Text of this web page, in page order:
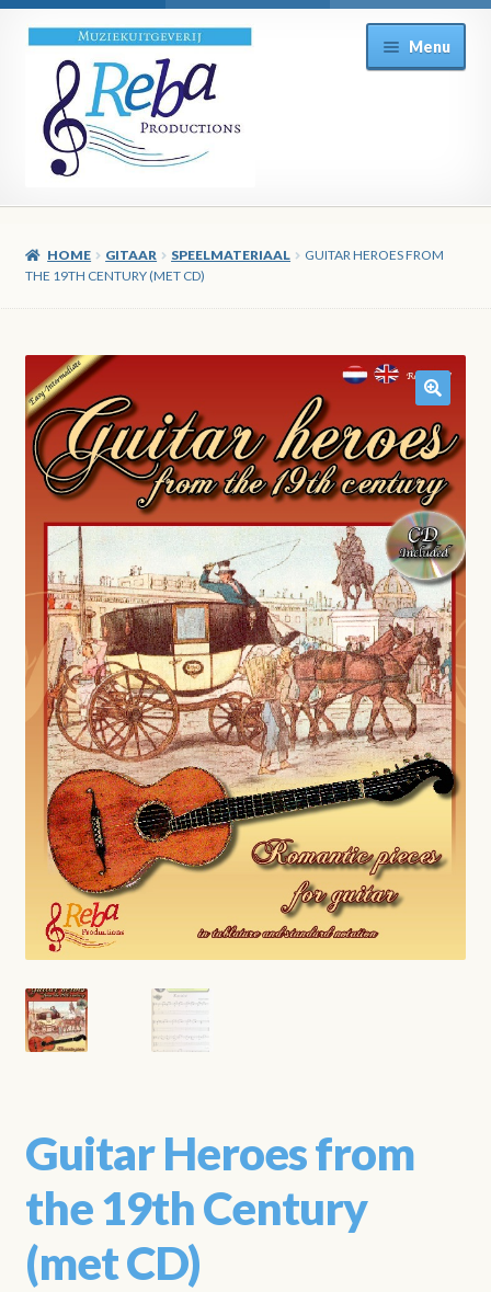
Ga
door
naar
navigatie
Ga
direct
naar
de
inhoud
Menu
HOME GITAAR SPEELMATERIAAL
GUITAR HEROES FROM
THE 19TH CENTURY (MET CD)
Guitar Heroes from
the 19th Century
(met CD)